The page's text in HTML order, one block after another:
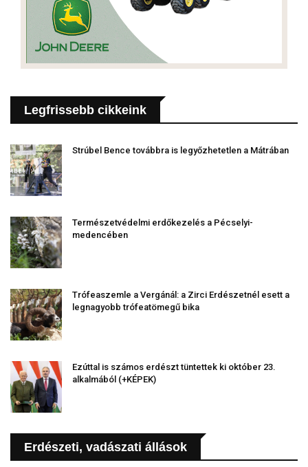
Legfrissebb cikkeink
Strúbel Bence továbbra is legyőzhetetlen a Mátrában
Természetvédelmi erdőkezelés a Pécselyi-
medencében
Trófeaszemle a Vergánál: a Zirci Erdészetnél esett a
legnagyobb trófeatömegű bika
Ezúttal is számos erdészt tüntettek ki október 23.
alkalmából (+KÉPEK)
Erdészeti, vadászati állások